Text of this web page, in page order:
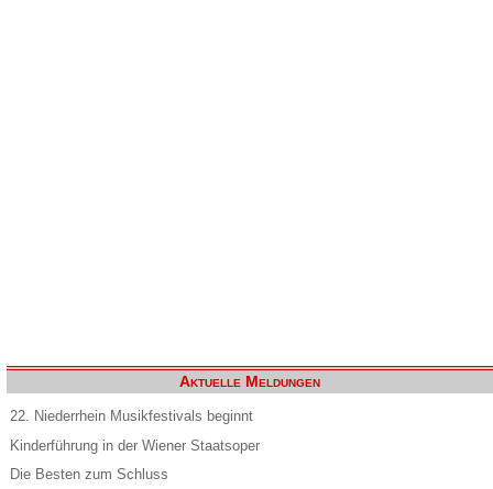
Aktuelle Meldungen
22. Niederrhein Musikfestivals beginnt
Kinderführung in der Wiener Staatsoper
Die Besten zum Schluss